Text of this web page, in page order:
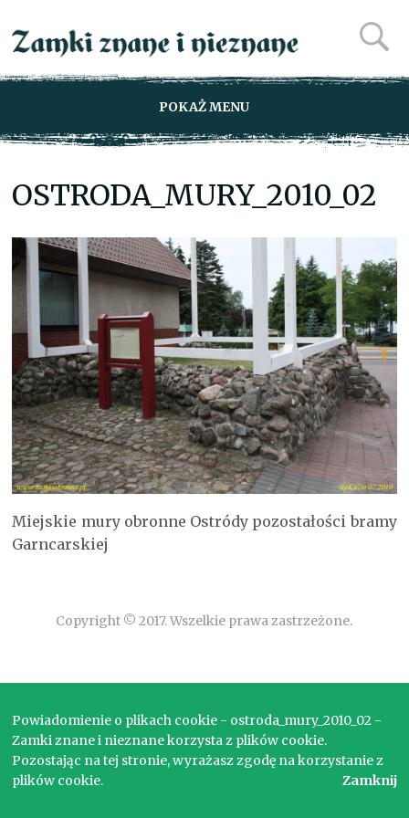
POKAŻ MENU
OSTRODA_MURY_2010_02
Miejskie mury obronne Ostródy pozostałości bramy
Garncarskiej
Copyright © 2017. Wszelkie prawa zastrzeżone.
Powiadomienie o plikach cookie - ostroda_mury_2010_02 -
Zamki znane i nieznane korzysta z plików cookie.
Pozostając na tej stronie, wyrażasz zgodę na korzystanie z
plików cookie.
Zamknij